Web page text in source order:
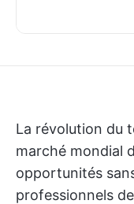
La révolution du
marché mondial
opportunités
professionnels